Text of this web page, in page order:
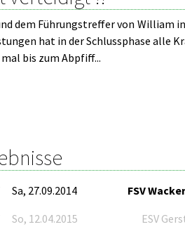
dem Führungstreffer von William
hat in der Schlussphase alle
bis zum Abpfiff...
Sa, 27.09.2014 FSV
So, 12.04.2015 ESV